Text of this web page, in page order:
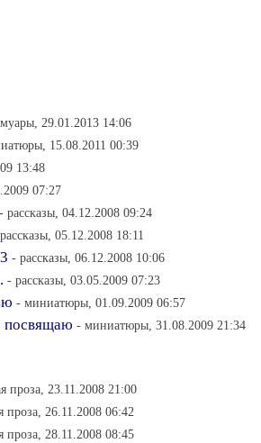
29.01.2013 14:06
15.08.2011 00:39
13:48
07:27
- рассказы, 04.12.2008 09:24
05.12.2008 18:11
- рассказы, 06.12.2008 10:06
- рассказы, 03.05.2009 07:23
- миниатюры, 01.09.2009 06:57
посвящаю - миниатюры, 31.08.2009 21:34
проза, 23.11.2008 21:00
проза, 26.11.2008 06:42
проза, 28.11.2008 08:45